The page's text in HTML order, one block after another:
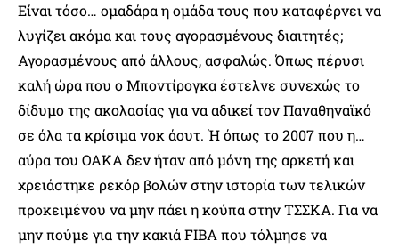
Είναι τόσο… ομαδάρα η ομάδα τους που καταφέρνει να
λυγίζει ακόμα και τους αγορασμένους διαιτητές;
Αγορασμένους από άλλους, ασφαλώς. Όπως πέρυσι
καλή ώρα που ο Μποντίρογκα έστελνε συνεχώς το
δίδυμο της ακολασίας για να αδικεί τον Παναθηναϊκό
σε όλα τα κρίσιμα νοκ άουτ. Ή όπως το 2007 που η…
αύρα του ΟΑΚΑ δεν ήταν από μόνη της αρκετή και
χρειάστηκε ρεκόρ βολών στην ιστορία των τελικών
προκειμένου να μην πάει η κούπα στην ΤΣΣΚΑ. Για να
μην πούμε για την κακιά FIBA που τόλμησε να